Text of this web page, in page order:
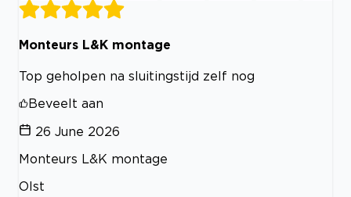
Monteurs L&K montage
Top geholpen na sluitingstijd zelf nog
Beveelt aan
26 June 2026
Monteurs L&K montage
Olst